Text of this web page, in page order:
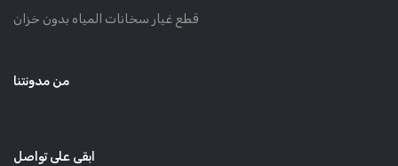
قطع غيار سخانات المياه بدون خزان
من مدونتنا
ابقى على تواصل